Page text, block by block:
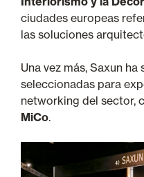
ciudades europeas
las soluciones
Una vez más, Saxun
seleccionadas para
networking del sector,
MiCo.